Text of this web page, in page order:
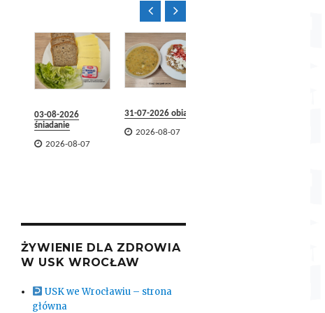

03-08-2026
śniadanie
2026-08-07
31-07-2026 obiad
2026-08-07

ŻYWIENIE DLA ZDROWIA
W USK WROCŁAW
USK we Wrocławiu – strona
główna